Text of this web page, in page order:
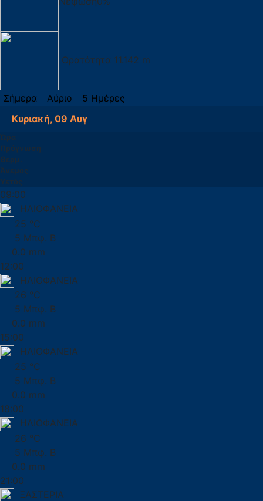
Ορατότητα 11.142 m
Σήμερα Αύριο
5 Ημέρες
Κυριακή, 09 Αυγ
Ώρα
Πρόγνωση
Θερμ.
Άνεμος
Υετός
09:00
ΗΛΙΟΦΑΝΕΙΑ
25 °C
5 Μπφ. Β
0.0 mm
12:00
ΗΛΙΟΦΑΝΕΙΑ
26 °C
5 Μπφ. Β
0.0 mm
15:00
ΗΛΙΟΦΑΝΕΙΑ
25 °C
5 Μπφ. Β
0.0 mm
18:00
ΗΛΙΟΦΑΝΕΙΑ
26 °C
5 Μπφ. Β
0.0 mm
21:00
ΞΑΣΤΕΡΙΑ